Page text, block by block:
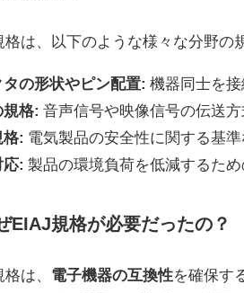
格は、以下のような様々な分野の
タの形状やピン配置: 機器同士を
規格: 音声信号や映像信号の伝送
格: 電気製品の安全性に関する基準
応: 製品の環境負荷を低減するた
EIAJ規格が必要だったの？
は、 電子機器の互換性を確保す